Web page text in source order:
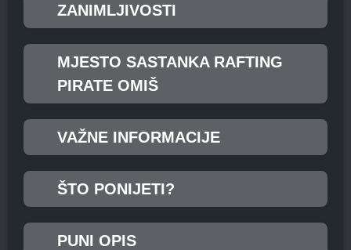
ZANIMLJIVOSTI
MJESTO SASTANKA RAFTING
PIRATE OMIŠ
VAŽNE INFORMACIJE
ŠTO PONIJETI?
PUNI OPIS